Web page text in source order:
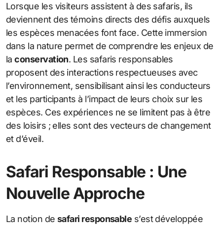
Lorsque les visiteurs assistent à des safaris, ils
deviennent des témoins directs des défis auxquels
les espèces menacées font face. Cette immersion
dans la nature permet de comprendre les enjeux de
laconservation. Les safaris responsables
proposent des interactions respectueuses avec
l’environnement, sensibilisant ainsi les conducteurs
et les participants à l’impact de leurs choix sur les
espèces. Ces expériences ne se limitent pas à être
des loisirs ; elles sont des vecteurs de changement
et d’éveil.
Safari Responsable : Une
Nouvelle Approche
La notion de safari responsable s’est développée